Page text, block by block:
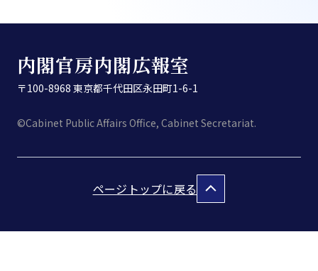
内閣官房内閣広報室
〒100-8968 東京都千代田区永田町1-6-1
©Cabinet Public Affairs Office, Cabinet Secretariat.
ページトップに戻る